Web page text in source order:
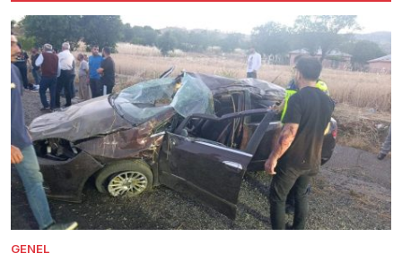
GENEL